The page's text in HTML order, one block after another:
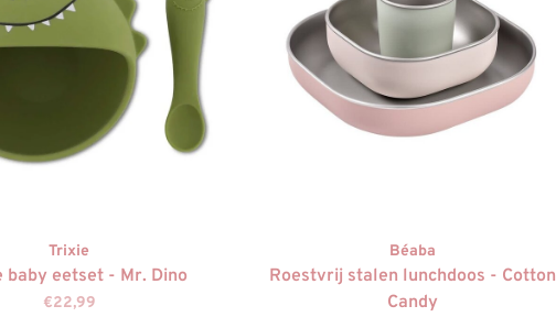
Trixie
baby eetset - Mr. Dino
€22,99
Béaba
Roestvrij stalen lunchdoos - Cotton
Candy